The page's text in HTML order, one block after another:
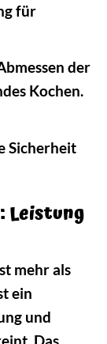
für
der
Kochen.
Sicherheit
Leistung
mehr als
ein
und